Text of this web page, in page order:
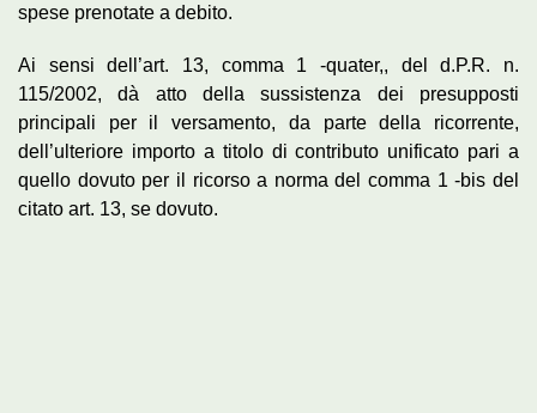
spese prenotate a debito.
Ai sensi dell’art. 13, comma 1 -quater,, del d.P.R. n.
115/2002, dà atto della sussistenza dei presupposti
principali per il versamento, da parte della ricorrente,
dell’ulteriore importo a titolo di contributo unificato pari a
quello dovuto per il ricorso a norma del comma 1 -bis del
citato art. 13, se dovuto.